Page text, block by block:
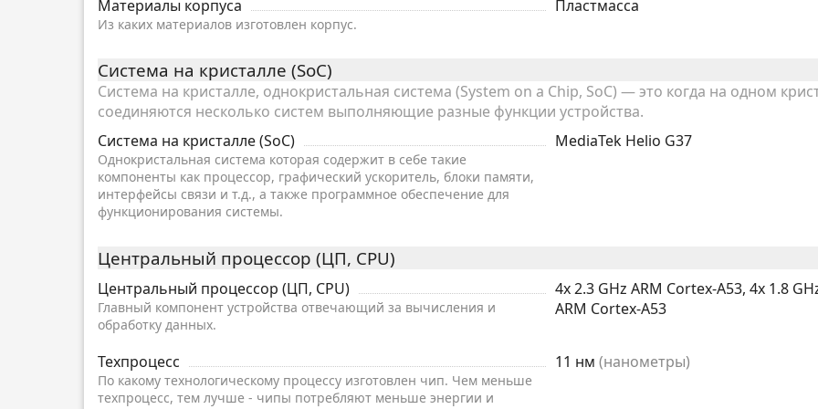
Материалы корпуса
Из каких материалов изготовлен корпус.
Пластмасса
Система на кристалле (SoC)
Система на кристалле, однокристальная система (System on a Chip, SoC) — это когда на одном
соединяются несколько систем выполняющие разные функции устройства.
Система на кристалле (SoC)
Однокристальная система которая содержит в себе такие
компоненты как процессор, графический ускоритель, блоки памяти,
интерфейсы связи и т.д., а также программное обеспечение для
функционирования системы.
MediaTek Helio G37
Центральный процессор (ЦП, CPU)
Центральный процессор (ЦП, CPU)
Главный компонент устройства отвечающий за вычисления и
обработку данных.
4x 2.3 GHz ARM Cortex-A53, 4x 1.8
ARM Cortex-A53
Техпроцесс
По какому технологическому процессу изготовлен чип. Чем меньше
техпроцесс, тем лучше - чипы потребляют меньше энергии и
11 нм (нанометры)